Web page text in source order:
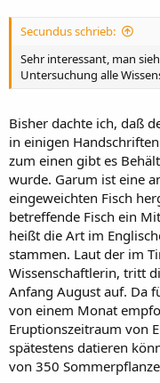
Secundus schrieb:
Sehr interessant, man
Untersuchung alle
Bisher dachte ich, daß
in einigen
zum einen gibt es
wurde. Garum ist eine
eingeweichten Fisch
betreffende Fisch ein
heißt die Art im
stammen. Laut der im
Wissenschaftlerin, tritt
Anfang August auf. Da
von einem Monat
Eruptionszeitraum von
spätestens datieren
von 350